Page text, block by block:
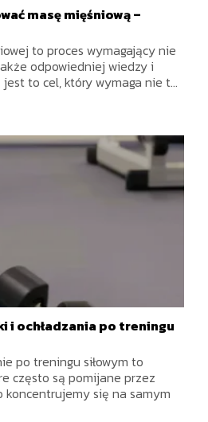
masę mięśniową –
to proces wymagający nie
odpowiedniej wiedzy i
to cel, który wymaga nie t...
i ochładzania po treningu
po treningu siłowym to
często są pomijane przez
koncentrujemy się na samym